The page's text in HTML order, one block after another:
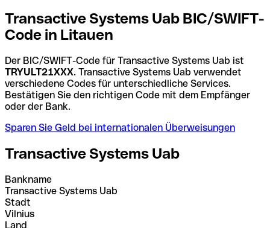
Transactive Systems Uab BIC/SWIFT-
Code in Litauen
Der BIC/SWIFT-Code für Transactive Systems Uab ist
TRYULT21XXX. Transactive Systems Uab verwendet
verschiedene Codes für unterschiedliche Services.
Bestätigen Sie den richtigen Code mit dem Empfänger
oder der Bank.
Sparen Sie Geld bei internationalen Überweisungen
Transactive Systems Uab
Bankname
Transactive Systems Uab
Stadt
Vilnius
Land